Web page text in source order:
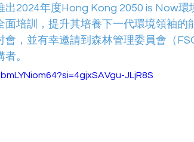
出2024年度Hong Kong 2050 is Now環
面培訓，提升其培養下一代環境領袖的
會，並有幸邀請到森林管理委員會（
。
JLjR8S